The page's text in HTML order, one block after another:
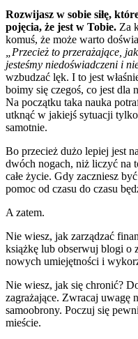
Rozwijasz w sobie siłę,
pojęcia, że jest w Tobie. Za
komuś, że może warto
„Przecież to przerażające,
jesteśmy niedoświadczeni i
wzbudzać lęk. I to jest
boimy się czegoś, co jest dla
Na początku taka nauka
utknąć w jakiejś sytuacji
samotnie.
Bo przecież dużo lepiej jest
dwóch nogach, niż liczyć na
całe życie. Gdy zaczniesz
pomoc od czasu do czasu
A zatem.
Nie wiesz, jak zarządzać
książkę lub obserwuj blogi o
nowych umiejętności i
Nie wiesz, jak się chronić?
zagrażające. Zwracaj uwagę
samoobrony. Poczuj się
mieście.